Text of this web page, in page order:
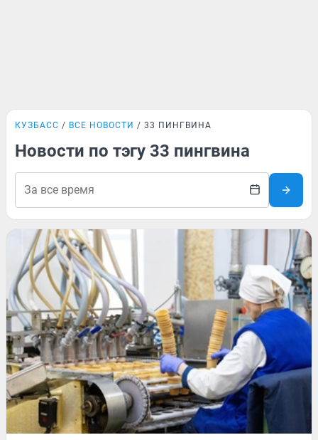
КУЗБАСС ВСЕ НОВОСТИ 33 ПИНГВИНА
Новости по тэгу 33 пингвина